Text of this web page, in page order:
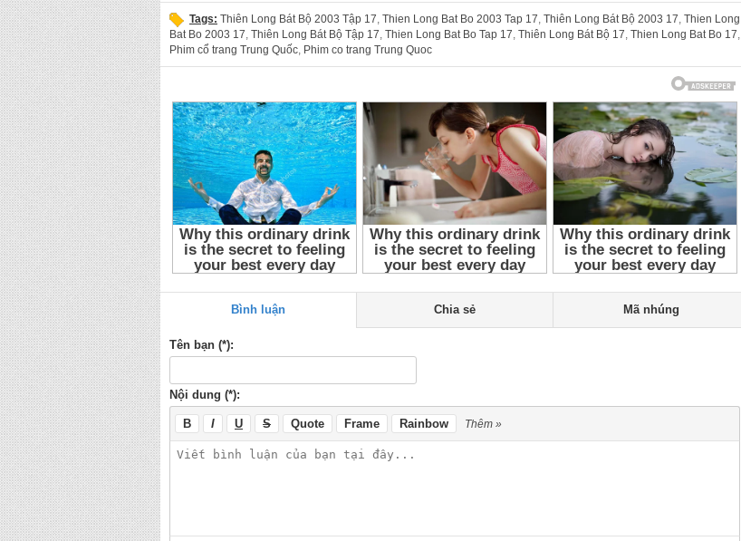
Tags: Thiên Long Bát Bộ 2003 Tập 17, Thien Long Bat Bo 2003 Tap 17, Thiên Long Bát Bộ 2003 17, Thien Long
Bat Bo 2003 17, Thiên Long Bát Bộ Tập 17, Thien Long Bat Bo Tap 17, Thiên Long Bát Bộ 17, Thien Long Bat Bo 17,
Phim cổ trang Trung Quốc, Phim co trang Trung Quoc
Bình luận Chia sẻ Mã nhúng
Tên bạn (*):
Nội dung (*):
B I U S Quote Frame Rainbow Thêm »